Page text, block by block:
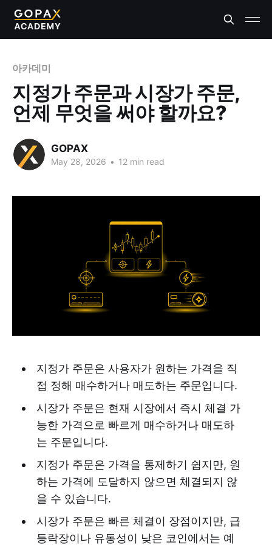
아카데미
지정가 주문과 시장가 주문,
언제 무엇을 써야 할까요?
GOPAX
May 28, 2026 • 12 min read
지정가 주문은 사용자가 원하는 가격을 직
접 정해 매수하거나 매도하는 주문입니다.
시장가 주문은 현재 시장에서 즉시 체결 가
능한 가격으로 빠르게 매수하거나 매도하
는 주문입니다.
지정가 주문은 가격을 통제하기 쉽지만, 원
하는 가격에 도달하지 않으면 체결되지 않
을 수 있습니다.
시장가 주문은 빠른 체결이 장점이지만, 급
등락장이나 유동성이 낮은 코인에서는 예